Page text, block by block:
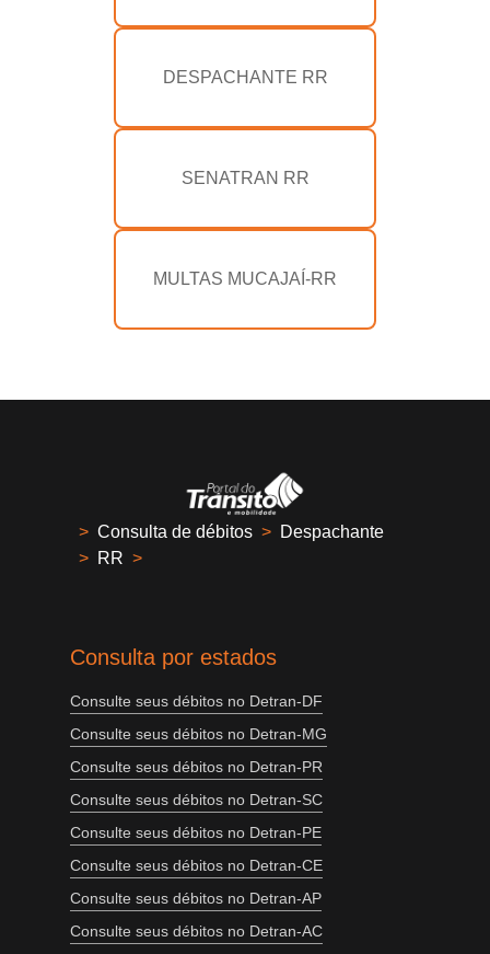
DESPACHANTE RR
SENATRAN RR
MULTAS MUCAJAÍ-RR
> Consulta de débitos > Despachante
> RR >
Consulta por estados
Consulte seus débitos no Detran-DF
Consulte seus débitos no Detran-MG
Consulte seus débitos no Detran-PR
Consulte seus débitos no Detran-SC
Consulte seus débitos no Detran-PE
Consulte seus débitos no Detran-CE
Consulte seus débitos no Detran-AP
Consulte seus débitos no Detran-AC